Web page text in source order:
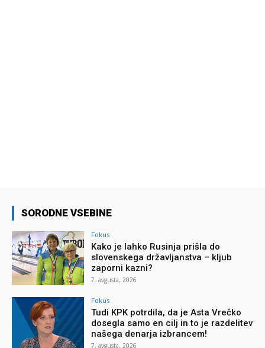
SORODNE VSEBINE
Fokus
Kako je lahko Rusinja prišla do
slovenskega državljanstva – kljub
zaporni kazni?
7. avgusta, 2026
Fokus
Tudi KPK potrdila, da je Asta Vrečko
dosegla samo en cilj in to je razdelitev
našega denarja izbrancem!
7. avgusta, 2026